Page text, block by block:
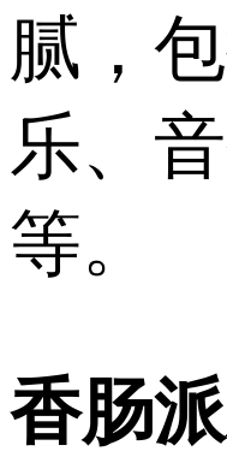
腻，
乐、
等。
香肠